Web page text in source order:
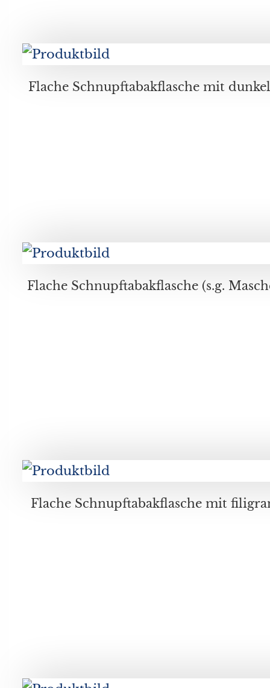
Flache Schnupftabakflasche (s.g. Mascherlglas) mit filigranem
Flache Schnupftabakflasche mit filigranem Fadendekor in den Farben Weiß,